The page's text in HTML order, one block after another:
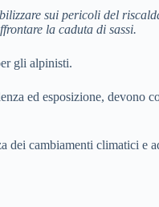
sui pericoli del
la caduta di sassi.
gli alpinisti.
ed esposizione, devono
dei cambiamenti climatici e